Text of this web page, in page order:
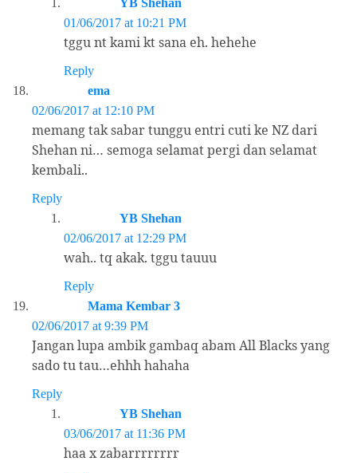
01/06/2017 at 10:21 PM
tggu nt kami kt sana eh. hehehe
Reply
ema
02/06/2017 at 12:10 PM
memang tak sabar tunggu entri cuti ke NZ dari
Shehan ni… semoga selamat pergi dan selamat
kembali..
Reply
YB Shehan
02/06/2017 at 12:29 PM
wah.. tq akak. tggu tauuu
Reply
Mama Kembar 3
02/06/2017 at 9:39 PM
Jangan lupa ambik gambaq abam All Blacks yang
sado tu tau…ehhh hahaha
Reply
YB Shehan
03/06/2017 at 11:36 PM
haa x zabarrrrrrrr